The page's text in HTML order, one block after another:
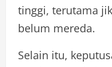
tinggi, terutama
belum mereda.
Selain itu,